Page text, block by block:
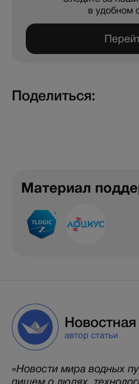
в удобном
Поделиться:
Материал
автор статьи
«Новости мира водных